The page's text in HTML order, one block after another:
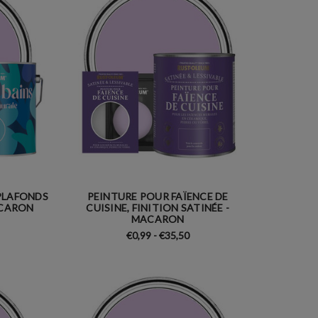
PEINTURE POUR FAÏENCE DE
CUISINE, FINITION SATINÉE -
MACARON
€0,99 - €35,50